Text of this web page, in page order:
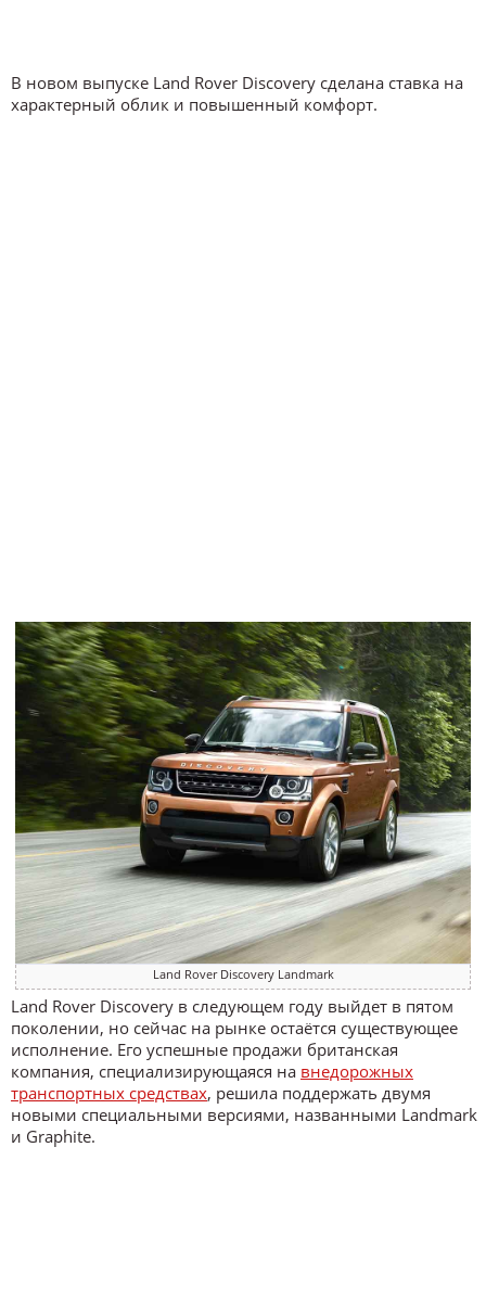
В новом выпуске Land Rover Discovery сделана ставка на
характерный облик и повышенный комфорт.
Land Rover Discovery Landmark
Land Rover Discovery в следующем году выйдет в пятом
поколении, но сейчас на рынке остаётся существующее
исполнение. Его успешные продажи британская
компания, специализирующаяся на внедорожных
транспортных средствах, решила поддержать двумя
новыми специальными версиями, названными Landmark
и Graphite.